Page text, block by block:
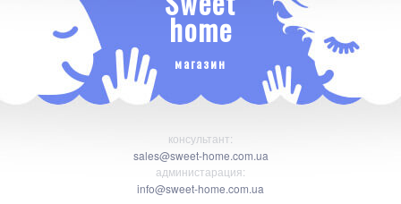
home
магазин
консультант:
sales@sweet-home.com.ua
администарация:
info@sweet-home.com.ua